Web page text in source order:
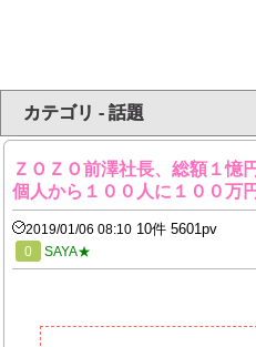
カテゴリ - 話題
ＺＯＺＯ前澤社長、総額１
個人から１００人に１００万
2019/01/06 08:10 10件 5601pv
0 SAYA★